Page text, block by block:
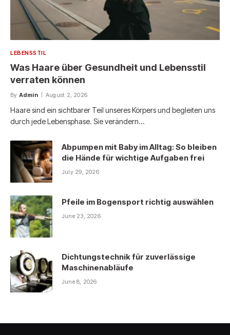
LEBENSSTIL
Was Haare über Gesundheit und Lebensstil
verraten können
By Admin August 2, 2026
Haare sind ein sichtbarer Teil unseres Körpers und begleiten uns
durch jede Lebensphase. Sie verändern…
Abpumpen mit Baby im Alltag: So bleiben
die Hände für wichtige Aufgaben frei
July 29, 2026
Pfeile im Bogensport richtig auswählen
June 23, 2026
Dichtungstechnik für zuverlässige
Maschinenabläufe
June 8, 2026